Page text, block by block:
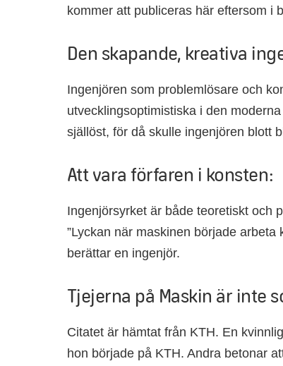
kommer att publiceras här eftersom i
Den skapande, kreativa
Ingenjören som problemlösare och
utvecklingsoptimistiska i den
själlöst, för då skulle ingenjören blott
Att vara förfaren i konsten:
Ingenjörsyrket är både teoretiskt och
”Lyckan när maskinen började
berättar en ingenjör.
Tjejerna på Maskin är inte
Citatet är hämtat från KTH. En
hon började på KTH. Andra betonar